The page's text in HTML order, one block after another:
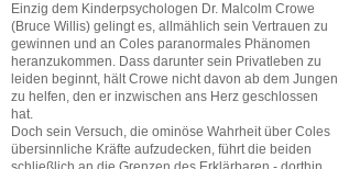
Einzig dem Kinderpsychologen Dr. Malcolm Crowe
(Bruce Willis) gelingt es, allmählich sein Vertrauen zu
gewinnen und an Coles paranormales Phänomen
heranzukommen. Dass darunter sein Privatleben zu
leiden beginnt, hält Crowe nicht davon ab dem Jungen
zu helfen, den er inzwischen ans Herz geschlossen
hat.
Doch sein Versuch, die ominöse Wahrheit über Coles
übersinnliche Kräfte aufzudecken, führt die beiden